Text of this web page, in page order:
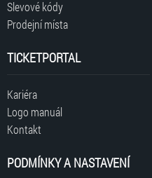
Slevové kódy
Prodejní místa
TICKETPORTAL
Kariéra
Logo manuál
Kontakt
PODMÍNKY A NASTAVENÍ